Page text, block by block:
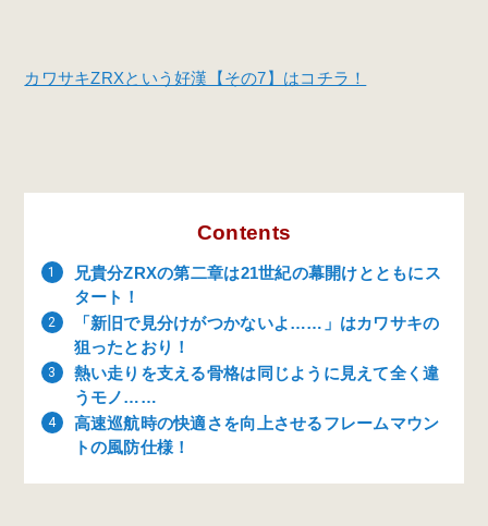
カワサキZRXという好漢【その7】はコチラ！
Contents
兄貴分ZRXの第二章は21世紀の幕開けとともにス
タート！
「新旧で見分けがつかないよ……」はカワサキの
狙ったとおり！
熱い走りを支える骨格は同じように見えて全く違
うモノ……
高速巡航時の快適さを向上させるフレームマウン
トの風防仕様！